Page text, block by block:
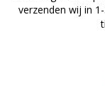
verzenden wij in